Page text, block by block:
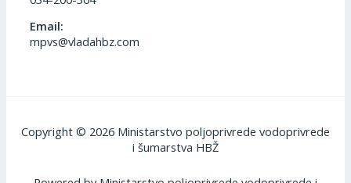
Email:
mpvs@vladahbz.com
Copyright © 2026 Ministarstvo poljoprivrede vodoprivrede
i šumarstva HBŽ